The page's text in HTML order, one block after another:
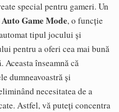
special pentru gameri. Un
Game Mode, o funcție
tipul jocului și
pentru a oferi cea mai bună
Aceasta înseamnă că
dumneavoastră și
necesitatea de a
Astfel, vă puteți concentra